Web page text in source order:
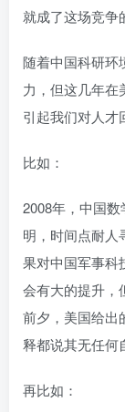
就成了这场竞争
随着中国科研环
力，但这几年在
引起我们对人才
比如：
2008年，中国
明，时间点耐人
果对中国军事科
会有大的提升，
前夕，美国给出
释都说其无任何
再比如：